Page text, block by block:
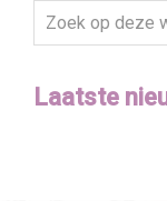
Zoek
op
website
Laatste